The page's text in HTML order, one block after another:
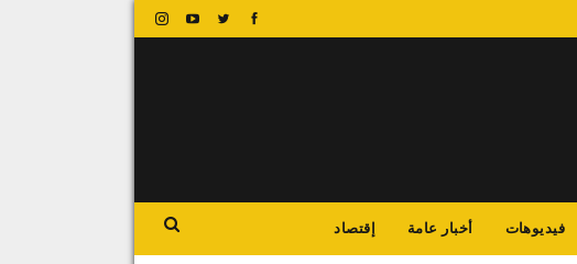
فيديوهات أخبار عامة إقتصاد